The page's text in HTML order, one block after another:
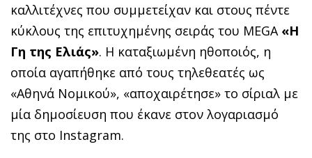
καλλιτέχνες που συμμετείχαν και στους πέντε
κύκλους της επιτυχημένης σειράς του MEGA «Η
Γη της Ελιάς». Η καταξιωμένη ηθοποιός, η
οποία αγαπήθηκε από τους τηλεθεατές ως
«Αθηνά Νομικού», «αποχαιρέτησε» το σίριαλ με
μία δημοσίευση που έκανε στον λογαριασμό
της στο Instagram.